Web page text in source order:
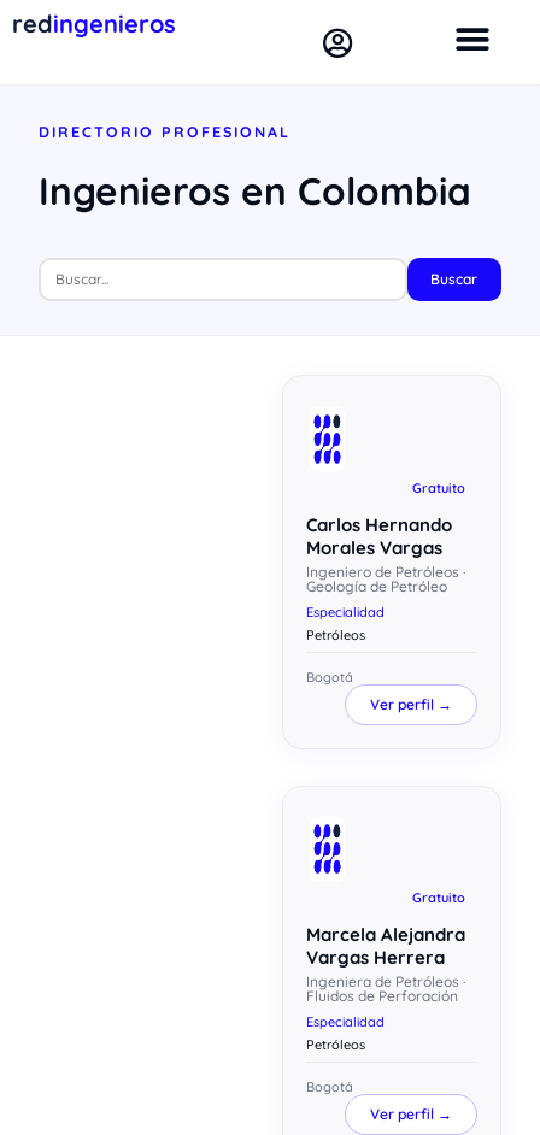
redingenieros
DIRECTORIO PROFESIONAL
Ingenieros en Colombia
Buscar
Gratuito
Carlos Hernando
Morales Vargas
Ingeniero de Petróleos ·
Geología de Petróleo
Especialidad
Petróleos
Bogotá
Ver perfil →
Gratuito
Marcela Alejandra
Vargas Herrera
Ingeniera de Petróleos ·
Fluidos de Perforación
Especialidad
Petróleos
Bogotá
Ver perfil →